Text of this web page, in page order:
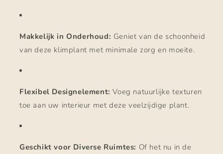
Makkelijk in Onderhoud: Geniet van de schoonheid
van deze klimplant met minimale zorg en moeite.
Flexibel Designelement: Voeg natuurlijke texturen
toe aan uw interieur met deze veelzijdige plant.
Geschikt voor Diverse Ruimtes: Of het nu in de